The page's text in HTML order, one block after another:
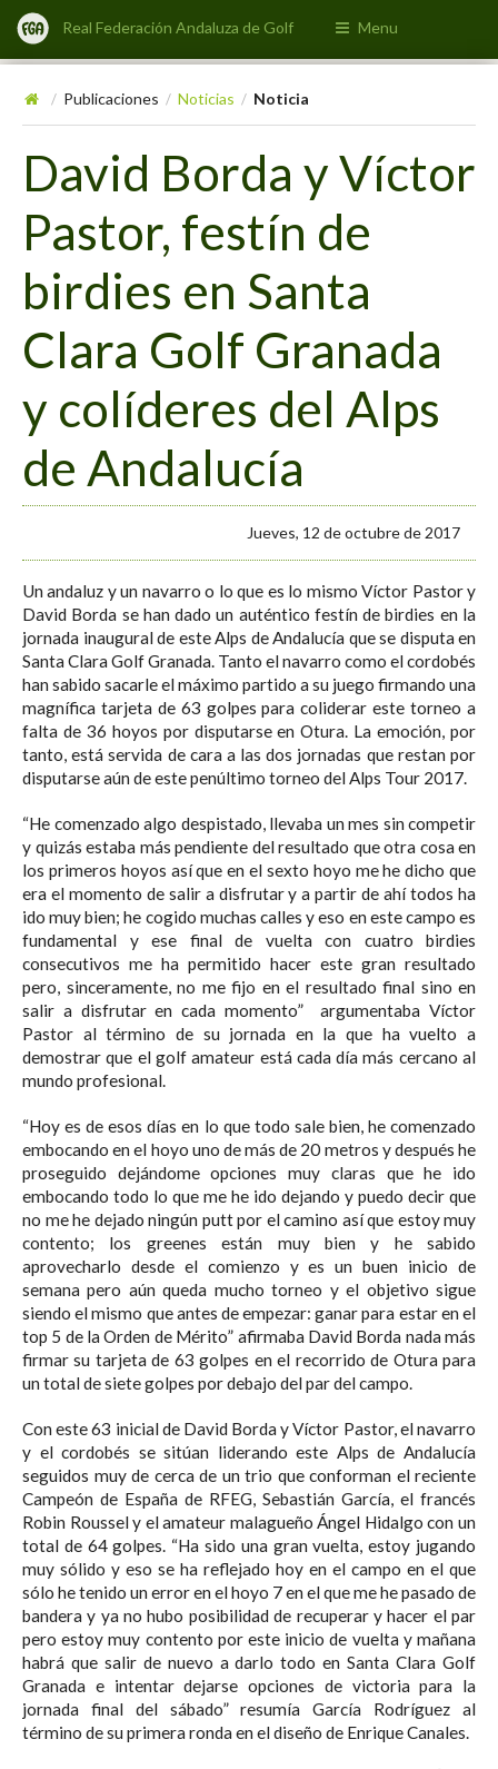
Real Federación Andaluza de Golf Menu
/ Publicaciones / Noticias / Noticia
David Borda y Víctor
Pastor, festín de
birdies en Santa
Clara Golf Granada
y colíderes del Alps
de Andalucía
Jueves, 12 de octubre de 2017
Un andaluz y un navarro o lo que es lo mismo Víctor Pastor y
David Borda se han dado un auténtico festín de birdies en la
jornada inaugural de este Alps de Andalucía que se disputa en
Santa Clara Golf Granada. Tanto el navarro como el cordobés
han sabido sacarle el máximo partido a su juego firmando una
magnífica tarjeta de 63 golpes para coliderar este torneo a
falta de 36 hoyos por disputarse en Otura. La emoción, por
tanto, está servida de cara a las dos jornadas que restan por
disputarse aún de este penúltimo torneo del Alps Tour 2017.
“He comenzado algo despistado, llevaba un mes sin competir
y quizás estaba más pendiente del resultado que otra cosa en
los primeros hoyos así que en el sexto hoyo me he dicho que
era el momento de salir a disfrutar y a partir de ahí todos ha
ido muy bien; he cogido muchas calles y eso en este campo es
fundamental y ese final de vuelta con cuatro birdies
consecutivos me ha permitido hacer este gran resultado
pero, sinceramente, no me fijo en el resultado final sino en
salir a disfrutar en cada momento” argumentaba Víctor
Pastor al término de su jornada en la que ha vuelto a
demostrar que el golf amateur está cada día más cercano al
mundo profesional.
“Hoy es de esos días en lo que todo sale bien, he comenzado
embocando en el hoyo uno de más de 20 metros y después he
proseguido dejándome opciones muy claras que he ido
embocando todo lo que me he ido dejando y puedo decir que
no me he dejado ningún putt por el camino así que estoy muy
contento; los greenes están muy bien y he sabido
aprovecharlo desde el comienzo y es un buen inicio de
semana pero aún queda mucho torneo y el objetivo sigue
siendo el mismo que antes de empezar: ganar para estar en el
top 5 de la Orden de Mérito” afirmaba David Borda nada más
firmar su tarjeta de 63 golpes en el recorrido de Otura para
un total de siete golpes por debajo del par del campo.
Con este 63 inicial de David Borda y Víctor Pastor, el navarro
y el cordobés se sitúan liderando este Alps de Andalucía
seguidos muy de cerca de un trio que conforman el reciente
Campeón de España de RFEG, Sebastián García, el francés
Robin Roussel y el amateur malagueño Ángel Hidalgo con un
total de 64 golpes. “Ha sido una gran vuelta, estoy jugando
muy sólido y eso se ha reflejado hoy en el campo en el que
sólo he tenido un error en el hoyo 7 en el que me he pasado de
bandera y ya no hubo posibilidad de recuperar y hacer el par
pero estoy muy contento por este inicio de vuelta y mañana
habrá que salir de nuevo a darlo todo en Santa Clara Golf
Granada e intentar dejarse opciones de victoria para la
jornada final del sábado” resumía García Rodríguez al
término de su primera ronda en el diseño de Enrique Canales.